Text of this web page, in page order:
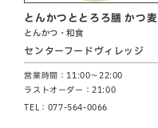
とんかつととろろ膳 かつ麦
とんかつ・和食
センターフードヴィレッジ
営業時間：11:00～22:00
ラストオーダー：21:00
TEL：077-564-0066